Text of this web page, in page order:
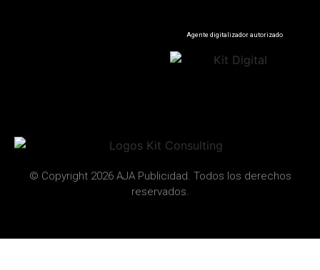
Agente digitalizador autorizado
© Copyright 2026 AJA Publicidad. Todos los derechos
reservados.